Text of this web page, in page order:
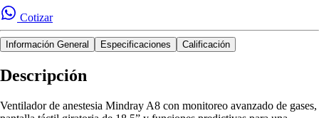
Cotizar
Información General Especificaciones Calificación
Descripción
Ventilador de anestesia Mindray A8 con monitoreo avanzado de gases,